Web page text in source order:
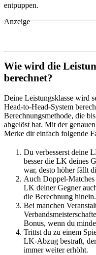
entpuppen.
Anzeige
Wie wird die
berechnet?
Deine Leistungsklasse wird
Head-to-Head-System
Berechnungsmethode, die
abgelöst hat. Mit der
Merke dir einfach folgende
Du verbesserst deine
besser die LK deines
war, desto höher fällt
Auch Doppel-
LK deiner Gegner
die Berechnung hinein.
Bei manchen
Bonus, wenn du
Trittst du zu einem
LK-Abzug bestraft,
immer weiter erhöht.